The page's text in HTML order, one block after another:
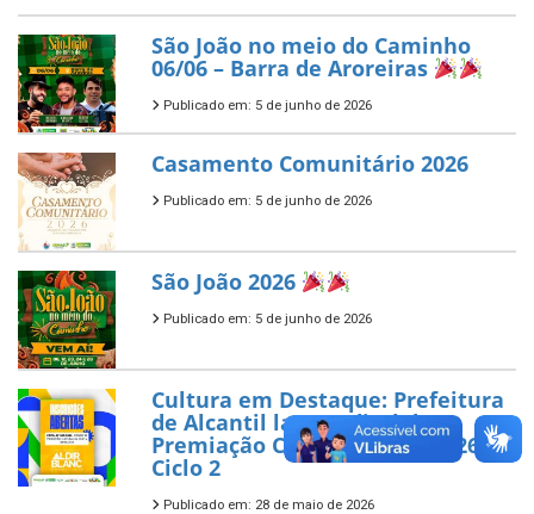
São João no meio do Caminho
06/06 – Barra de Aroreiras
Publicado em: 5 de junho de 2026
Casamento Comunitário 2026
Publicado em: 5 de junho de 2026
São João 2026
Publicado em: 5 de junho de 2026
Cultura em Destaque: Prefeitura
de Alcantil lança Edital de
Premiação Cultural PNAB 2026
Ciclo 2
Publicado em: 28 de maio de 2026